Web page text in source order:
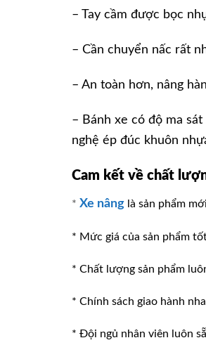
– Tay cầm được bọc
– Cần chuyển nấc rất
– An toàn hơn, nâng
– Bánh xe có độ ma
nghệ ép đúc khuôn
Cam kết về chất
* Xe nâng là sản phẩm
* Mức giá của sản phẩm
* Chất lượng sản phẩm
* Chính sách giao hành
* Đội ngủ nhân viên luôn